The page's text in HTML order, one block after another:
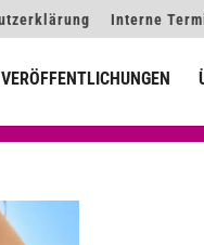
Interne
VERÖFFENTLICHUNGEN